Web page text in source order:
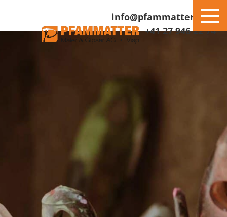
info@pfammatter.com
+41 27 946 22 74